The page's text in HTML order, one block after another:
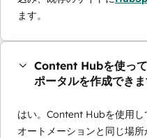
ます。
Content Hubを使っ
ポータルを作成できま
はい。Content Hubを使用し
オートメーションと同じ場